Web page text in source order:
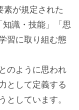
素が規定された
識・技能」「思
習に取り組む態
のように思われ
として定義する
としています。